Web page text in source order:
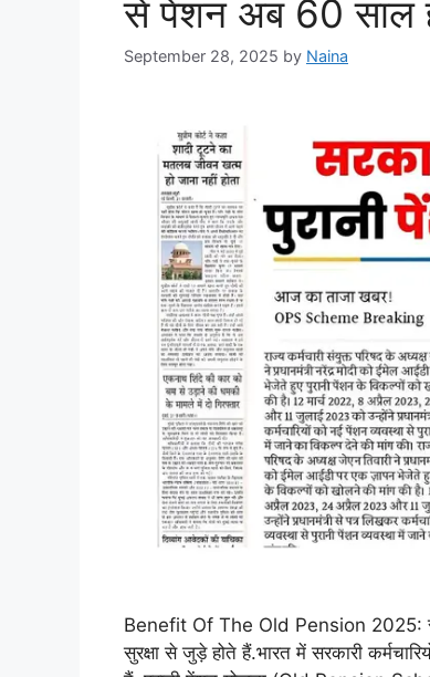
से पेंशन अब 60 साल
September 28, 2025 by Naina
Benefit Of The Old Pension 2025:
सुरक्षा से जुड़े होते हैं.भारत में सरकारी